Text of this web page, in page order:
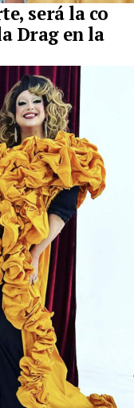
será la co
Drag en la